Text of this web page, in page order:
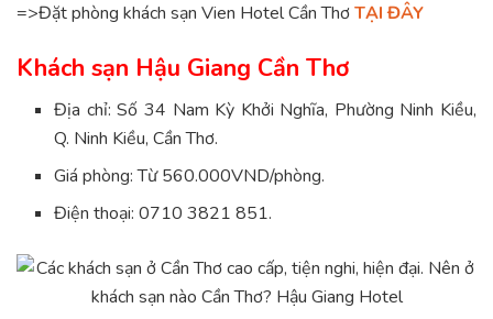
=>Đặt phòng khách sạn Vien Hotel Cần ThơTẠI ĐÂY
Khách sạn Hậu Giang Cần Thơ
Địa chỉ: Số 34 Nam Kỳ Khởi Nghĩa, Phường Ninh Kiều,
Q. Ninh Kiều, Cần Thơ.
Giá phòng: Từ 560.000VND/phòng.
Điện thoại: 0710 3821 851.